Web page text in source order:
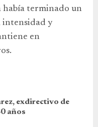
había terminado un
intensidad y
en
exdirectivo de
años